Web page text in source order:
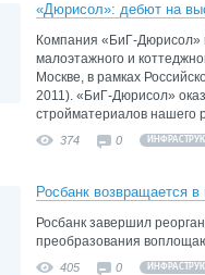
«Дюрисол»: дебют на
Компания «БиГ-
малоэтажного и
Москве, в рамках
2011). «БиГ-Дюрисол»
стройматериалов нашего
374 0
Росбанк возвращается в
Росбанк завершил
преобразования
405 0